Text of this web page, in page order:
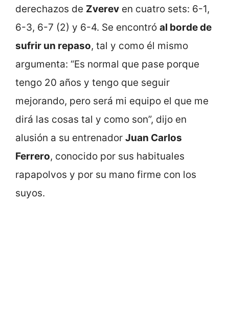
derechazos de Zverev en cuatro sets: 6-1,
6-3, 6-7 (2) y 6-4. Se encontró al borde de
sufrir un repaso, tal y como él mismo
argumenta: “Es normal que pase porque
tengo 20 años y tengo que seguir
mejorando, pero será mi equipo el que me
dirá las cosas tal y como son”, dijo en
alusión a su entrenador Juan Carlos
Ferrero, conocido por sus habituales
rapapolvos y por su mano firme con los
suyos.